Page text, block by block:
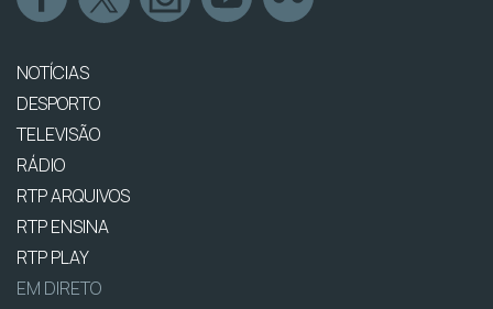
NOTÍCIAS
DESPORTO
TELEVISÃO
RÁDIO
RTP ARQUIVOS
RTP ENSINA
RTP PLAY
EM DIRETO